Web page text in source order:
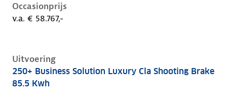
Occasionprijs
v.a. € 58.767,-
Uitvoering
Mercedes Cla-Klasse iii-x174, cla shooting brake
250+ Business Solution Luxury Cla Shooting Brake
85.5 Kwh